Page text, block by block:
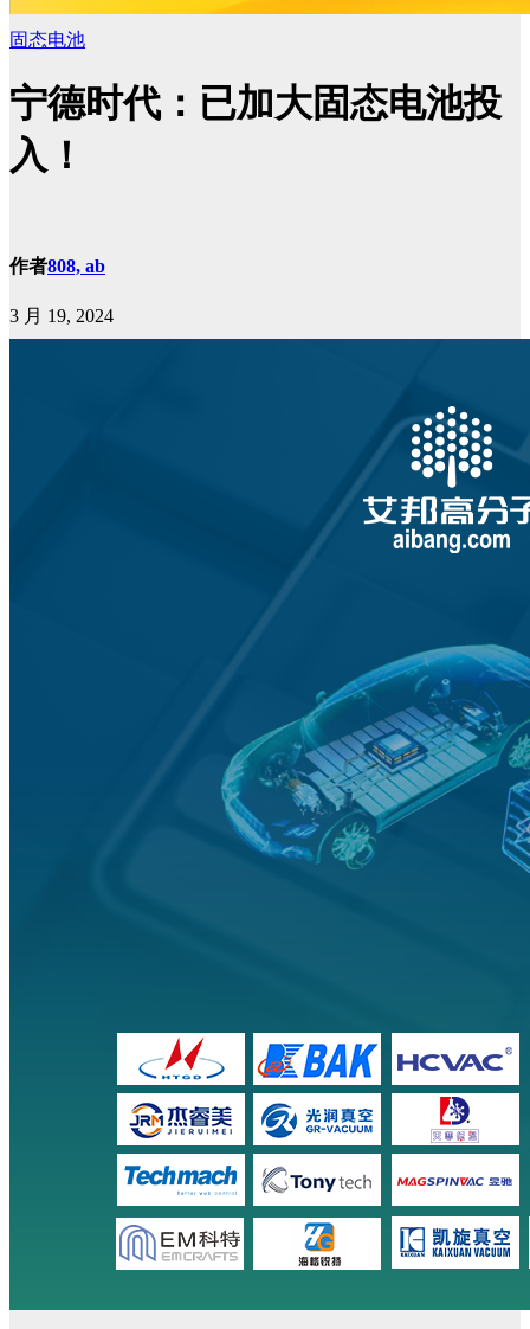
固态电池
宁德时代：已加大固态电池投
入！
作者808, ab
3 月 19, 2024